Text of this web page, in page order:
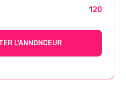
120
L'ANNONCEUR